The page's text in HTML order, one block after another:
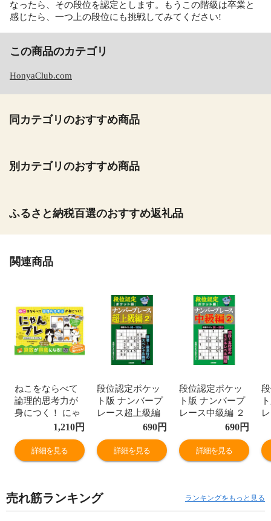
なったら、その段位を認定とします。もうこの階級は卒業と
感じたら、一つ上の段位にも挑戦してみてください!
この商品のカテゴリ
HonyaClub.com
同カテゴリのおすすめ商品
別カテゴリのおすすめ商品
ふるさと納税百選のおすすめ返礼品
関連商品
ねこをならべて
論理的思考力が
身につく！ にゃ
んプレ /たきせあ
きひこ
1,210円
詳細を見る
段位認定ポケッ
ト版 ナンバープ
レース超上級編
２ /たきせあきひ
こ
690円
詳細を見る
段位認定ポケッ
ト版 ナンバープ
レース中級編 ２
/たきせあきひこ
690円
詳細を見る
こ
売れ筋ランキング ランキングをもっと見る